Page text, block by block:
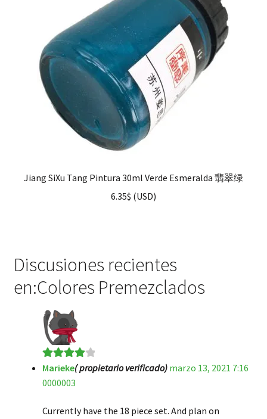
Jiang SiXu Tang Pintura 30ml Verde Esmeralda 翡翠绿
6.35$ (USD)
Discusiones recientes
en:Colores Premezclados
Valorado
en4de 5
Marieke( propietario verificado) marzo 13, 2021 7:16
0000003
Currently have the 18 piece set. And plan on